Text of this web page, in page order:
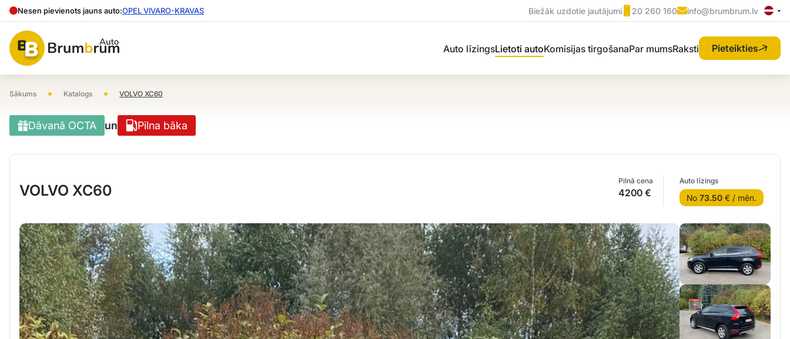
Nesen pievienots jauns auto:OPEL VIVARO-KRAVAS Biežāk uzdotie jautājumi 20 260 160 info@brumbrum.lv
Auto līzingsLietoti autoKomisijas tirgošanaPar mumsRaksti Pieteikties
Sākums • Katalogs • VOLVO XC60
Dāvanā OCTA un Pilna bāka
VOLVO XC60
Pilnā cena
4200 €
Auto līzings
No 73.50 € / mēn.